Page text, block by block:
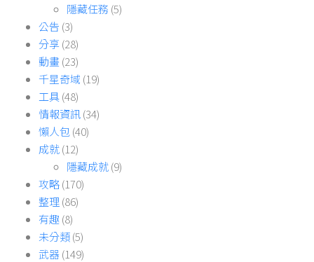
隱藏任務 (5)
公告 (3)
分享(28)
動畫(23)
千星奇域 (19)
工具(48)
情報資訊(34)
懶人包(40)
成就(12)
隱藏成就(9)
攻略(170)
整理(86)
有趣(8)
未分類(5)
武器(149)